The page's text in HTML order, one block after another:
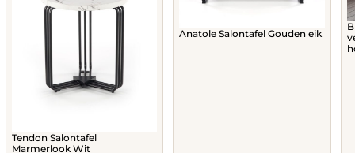
Tendon Salontafel
Marmerlook Wit
Anatole Salontafel Gouden eik